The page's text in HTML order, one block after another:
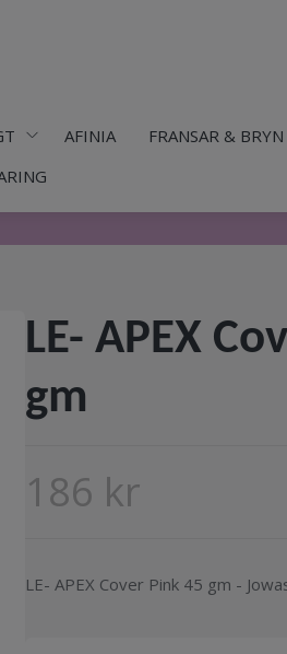
AFINIA FRANSAR & BRYN
LE- APEX
gm
186 kr
LE- APEX Cover Pink 45 gm -